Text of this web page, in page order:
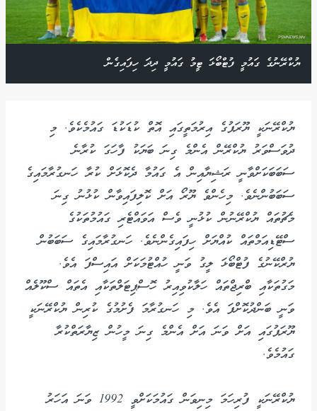
ޔުކްރޭނުގެ ގައުމީ ފުޓްބޯޅަ ޓީމު ގައުމީ ދިދަ ހިފައިގެން
ޔުކްރޭނަކީ ޔޫރަޕުގެ އިރުމަތީގައި އޮތް ކުޑަކުޑަ ގައުމެކެވެ. މި
ދުވަސްވަރު ޔުކްރޭން އެންމެ ގިނަ ބަޔަކު ފާހަގަ ކުރާނެ
ސަބަބަކަށްވާނީ ރަޝިޔާއިން އެ ގައުމާ ދެކޮޅަށް ކުރާ ހަނގުރާމައިގެ
ސަބަބުންނެވެ. މިހެންވެ ޔޫރޯ އަށް ކޮލިފައިވާން ކުޅުނު ގިނަ
މެޗުތައް ޔުކްރޭނުން ކުޅުނީ ވެސް އަވައްޓެރި ގައުމުތަކުގެ
ސްޓޭޑިއަމްތައް ކުއްޔަށް ހިފައިގެންނެވެ. ހަނގުރާމައިގެ ސަބަބުން
ޔުރްކޭނުގެ ފުޓްބޯޅަ ލީގު ވަނީ ހުއްޓުމަކަށް އައިސްފަ އެވެ.
މަގުތަކާއި ބްރިޖްތައް ހަލާކުވިއިރު ހޮސްޕިޓަލްތަކާއި އެތައް ސްކޫލެއް
ވަނީ ބަންދުކޮށްފަ އެވެ. މި ހަނގުރާމަ ފެށުމުގެ ކުރިން ޔުކްރޭނަކީ
ޔޫރަޕުގައި އަށް ވަނަ އަށް އެންމެ ގިނަ މީހުން ޒިޔާރަތްކުރާ
ގައުމެވެ.
ޔުކްރޭނަކީ ފުރިހަމަ މިނިވަން ގައުމަކަށްވީ 1992 ވަނަ އަހަރު